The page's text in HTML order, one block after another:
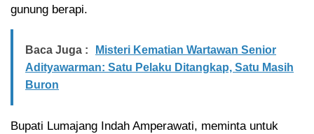
gunung berapi.
Baca Juga :
Misteri Kematian Wartawan Senior
Adityawarman: Satu Pelaku Ditangkap, Satu Masih
Buron
Bupati Lumajang Indah Amperawati, meminta untuk